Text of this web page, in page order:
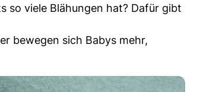
so viele Blähungen hat? Dafür gibt
bewegen sich Babys mehr,